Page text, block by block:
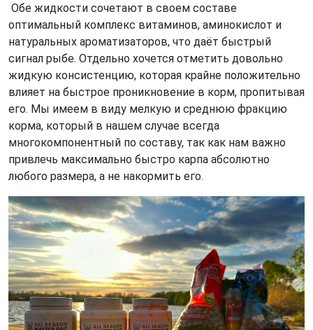
Обе жидкости сочетают в своем составе
оптимальный комплекс витаминов, аминокислот и
натуральных ароматизаторов, что даёт быстрый
сигнал рыбе. Отдельно хочется отметить довольно
жидкую консистенцию, которая крайне положительно
влияет на быстрое проникновение в корм, пропитывая
его. Мы имеем в виду мелкую и среднюю фракцию
корма, который в нашем случае всегда
многокомпонентный по составу, так как нам важно
привлечь максимально быстро карпа абсолютно
любого размера, а не накормить его.